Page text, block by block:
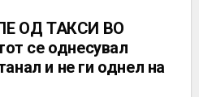
ОД ТАКСИ ВО
се однесувал
и не ги однел на